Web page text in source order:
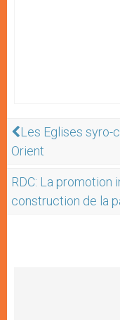
Les Eglises syro-
Orient
RDC: La promotion
construction de la